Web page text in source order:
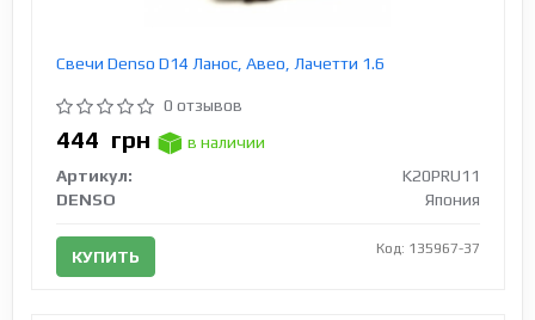
Свечи Denso D14 Ланос, Авео, Лачетти 1.6
0 отзывов
444 грн
в наличии
Артикул:
K20PRU11
DENSO
Япония
КУПИТЬ Код: 135967-37